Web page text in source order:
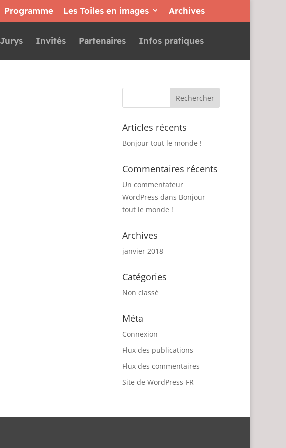
Programme Les Toiles en images Archives
Jurys Invités Partenaires Infos pratiques
Articles récents
Bonjour tout le monde !
Commentaires récents
Un commentateur
WordPress dans Bonjour
tout le monde !
Archives
janvier 2018
Catégories
Non classé
Méta
Connexion
Flux des publications
Flux des commentaires
Site de WordPress-FR